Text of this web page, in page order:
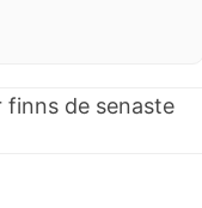
de senaste